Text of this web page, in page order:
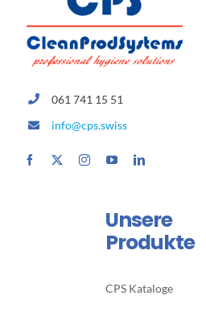
061 741 15 51
info@cps.swiss
Unsere
Produkte
CPS Kataloge